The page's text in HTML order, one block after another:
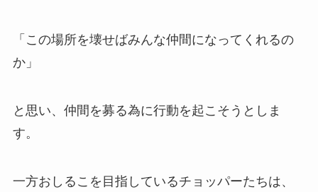
「この場所を壊せばみんな仲間になってくれるの
か」
と思い、仲間を募る為に行動を起こそうとしま
す。
一方おしるこを目指しているチョッパーたちは、